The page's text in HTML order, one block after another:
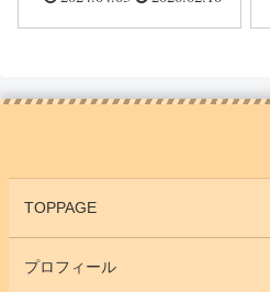
TOPPAGE
プロフィール